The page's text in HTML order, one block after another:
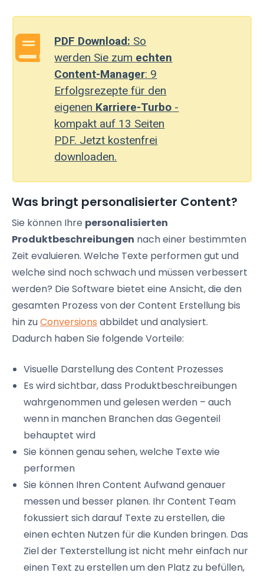
PDF Download: So
werden Sie zum echten
Content-Manager: 9
Erfolgsrezepte für den
eigenen Karriere-Turbo -
kompakt auf 13 Seiten
PDF. Jetzt kostenfrei
downloaden.
Was bringt personalisierter Content?
Sie können Ihre personalisierten
Produktbeschreibungen nach einer bestimmten
Zeit evaluieren. Welche Texte performen gut und
welche sind noch schwach und müssen verbessert
werden? Die Software bietet eine Ansicht, die den
gesamten Prozess von der Content Erstellung bis
hin zuConversions abbildet und analysiert.
Dadurch haben Sie folgende Vorteile:
Visuelle Darstellung des Content Prozesses
Es wird sichtbar, dass Produktbeschreibungen
wahrgenommen und gelesen werden – auch
wenn in manchen Branchen das Gegenteil
behauptet wird
Sie können genau sehen, welche Texte wie
performen
Sie können Ihren Content Aufwand genauer
messen und besser planen. Ihr Content Team
fokussiert sich darauf Texte zu erstellen, die
einen echten Nutzen für die Kunden bringen. Das
Ziel der Texterstellung ist nicht mehr einfach nur
einen Text zu erstellen um den Platz zu befüllen,